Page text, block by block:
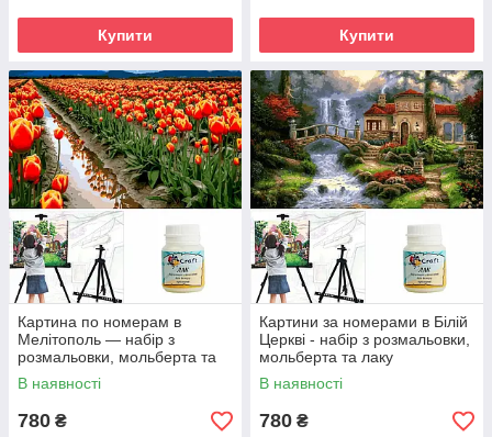
Купити Купити
Картина по номерам в
Мелітополь — набір з
розмальовки, мольберта та
лаку
В наявності
780 ₴
Картини за номерами в Білій
Церкві - набір з розмальовки,
мольберта та лаку
В наявності
780 ₴